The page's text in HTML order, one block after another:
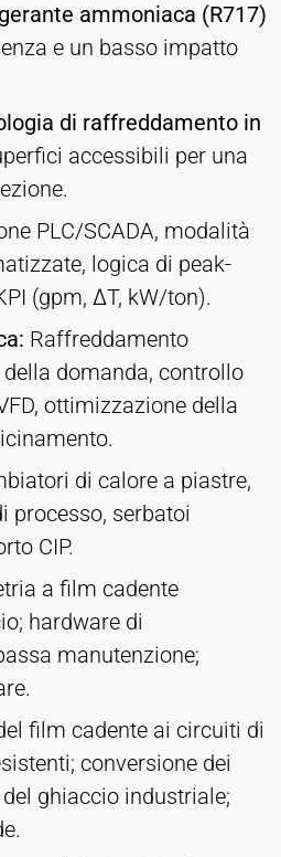
ammoniaca (R717)
e un basso impatto
di raffreddamento in
accessibili per una
PLC/SCADA, modalità
logica di peak-
(gpm, ΔT, kW/ton).
Raffreddamento
domanda, controllo
ottimizzazione della
di calore a piastre,
processo, serbatoi
CIP.
a film cadente
hardware di
manutenzione;
film cadente ai circuiti di
conversione dei
ghiaccio industriale;